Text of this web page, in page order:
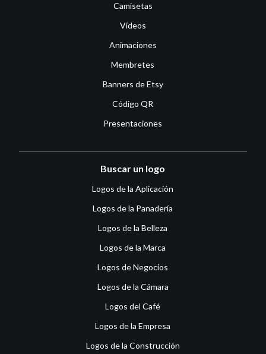
Camisetas
Vídeos
Animaciones
Membretes
Banners de Etsy
Código QR
Presentaciones
Buscar un logo
Logos de la Aplicación
Logos de la Panadería
Logos de la Belleza
Logos de la Marca
Logos de Negocios
Logos de la Cámara
Logos del Café
Logos de la Empresa
Logos de la Construcción